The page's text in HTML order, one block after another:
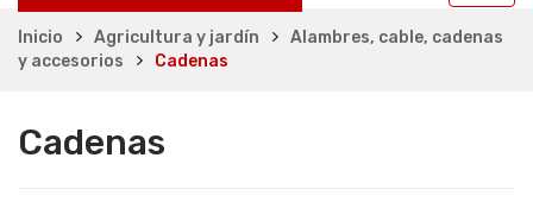
Inicio Agricultura y jardín
Alambres, cable, cadenas
y accesorios
Cadenas
Cadenas